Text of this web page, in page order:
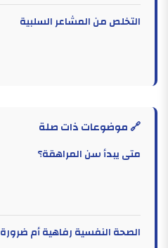
التخلص من المشاعر السلبية
🔗 موضوعات ذات صلة
متى يبدأ سن المراهقة؟
الصحة النفسية رفاهية أم ضرورة